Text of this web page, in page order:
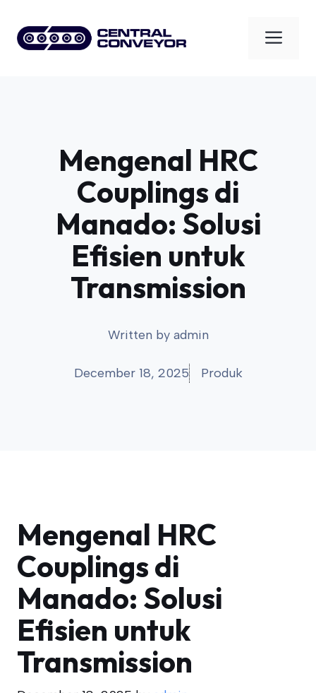
content
Mengenal HRC
Couplings di
Manado: Solusi
Efisien untuk
Transmission
Written by admin
December 18, 2025 Produk
Mengenal HRC
Couplings di
Manado: Solusi
Efisien untuk
Transmission